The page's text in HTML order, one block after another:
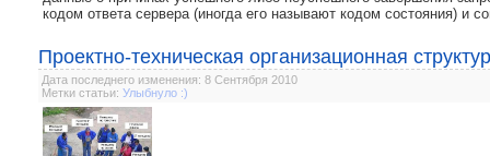
кодом ответа сервера (иногда его называют кодом состояния) и
Проектно-техническая организационная
Дата последнего изменения: 8 Сентября 2010
Метки статьи: Улыбнуло :)